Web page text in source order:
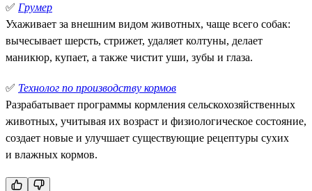
✅ Грумер
Ухаживает за внешним видом животных, чаще всего собак:
вычесывает шерсть, стрижет, удаляет колтуны, делает
маникюр, купает, а также чистит уши, зубы и глаза.
✅ Технолог по производству кормов
Разрабатывает программы кормления сельскохозяйственных
животных, учитывая их возраст и физиологическое состояние,
создает новые и улучшает существующие рецептуры сухих
и влажных кормов.